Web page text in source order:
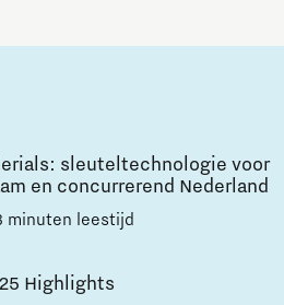
sleuteltechnologie voor
en concurrerend Nederland
minuten leestijd
Highlights